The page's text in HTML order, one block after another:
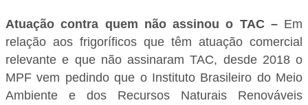
Atuação contra quem não assinou o TAC – Em
relação aos frigoríficos que têm atuação comercial
relevante e que não assinaram TAC, desde 2018 o
MPF vem pedindo que o Instituto Brasileiro do Meio
Ambiente e dos Recursos Naturais Renováveis